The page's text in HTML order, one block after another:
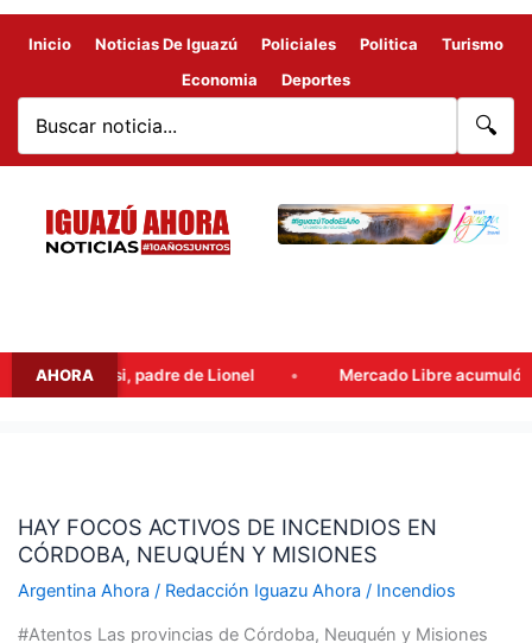
Inicio Noticias De Iguazú Policiales Politica
Turismo
Economia
Deportes
🔍
AHORA
Messi, padre de Lionel Mercado Libre acumuló
HAY FOCOS ACTIVOS DE INCENDIOS EN
CÓRDOBA, NEUQUÉN Y MISIONES
Argentina Ahora / Redacción Iguazu Ahora / Incendios
#Atentos Las provincias de Córdoba, Neuquén y Misiones
ACTIVOS
DE
INCENDIOS